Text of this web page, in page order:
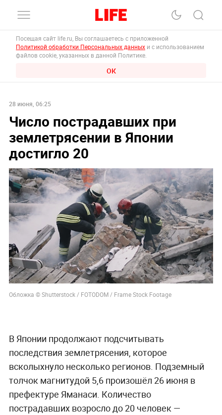
Посещая сайт life.ru, Вы соглашаетесь с приложенной
Политикой обработки Персональных данных и с использованием
файлов cookie, указанных в данной Политике.
ОК
28 июня, 06:25
Число пострадавших при
землетрясении в Японии
достигло 20
Обложка © Shutterstock / FOTODOM / Frame Stock Footage
В Японии продолжают подсчитывать
последствия землетрясения, которое
всколыхнуло несколько регионов. Подземный
толчок магнитудой 5,6 произошёл 26 июня в
префектуре Яманаси. Количество
пострадавших возросло до 20 человек —